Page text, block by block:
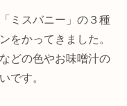
ミスバニー」の３種
をかってきました。
どの色やお味噌汁の
です。